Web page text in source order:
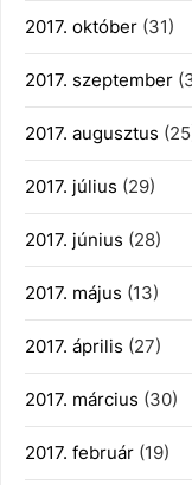
2017. október (31)
2017. szeptember
2017. augusztus
2017. július (29)
2017. június (28)
2017. május (13)
2017. április (27)
2017. március (30)
2017. február (19)